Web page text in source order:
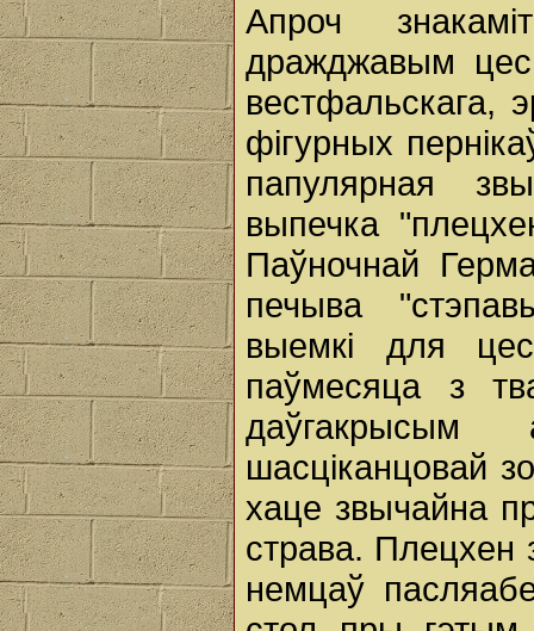
Апроч
дражджавым
вестфальскага,
фігурных
папулярная
выпечка
Паўночнай
печыва
выемкі для
паўмесяца з
даўгакрысым
шасціканцовай
хаце звычайна
страва. Плецхен
немцаў